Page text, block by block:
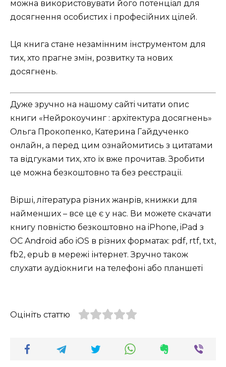
можна використовувати його потенціал для
досягнення особистих і професійних цілей.
Ця книга стане незамінним інструментом для
тих, хто прагне змін, розвитку та нових
досягнень.
Дуже зручно на нашому сайті читати опис
книги «Нейрокоучинг : архітектура досягнень»
Ольга Прокопенко, Катерина Гайдученко
онлайн, а перед цим ознайомитись з цитатами
та відгуками тих, хто їх вже прочитав. Зробити
це можна безкоштовно та без реєстрації.
Вірші, література різних жанрів, книжки для
найменших – все це є у нас. Ви можете скачати
книгу повністю безкоштовно на iPhone, iPad з
ОС Android або iOS в різних форматах: pdf, rtf, txt,
fb2, epub в мережі інтернет. Зручно також
слухати аудіокниги на телефоні або планшеті
Оцініть статтю